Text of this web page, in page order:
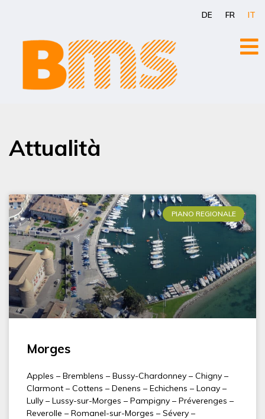
DE FR IT
Attualità
PIANO REGIONALE
Morges
Apples – Bremblens – Bussy-Chardonney – Chigny –
Clarmont – Cottens – Denens – Echichens – Lonay –
Lully – Lussy-sur-Morges – Pampigny – Préverenges –
Reverolle – Romanel-sur-Morges – Sévery –